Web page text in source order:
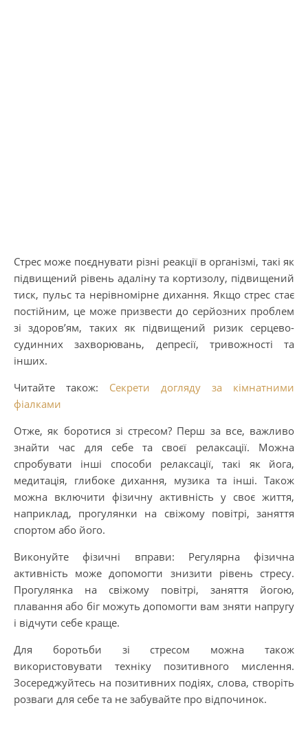
Стрес може поєднувати різні реакції в організмі, такі як
підвищений рівень адаліну та кортизолу, підвищений
тиск, пульс та нерівномірне дихання. Якщо стрес стає
постійним, це може призвести до серйозних проблем
зі здоров’ям, таких як підвищений ризик серцево-
судинних захворювань, депресії, тривожності та
інших.
Читайте також: Секрети догляду за кімнатними
фіалками
Отже, як боротися зі стресом? Перш за все, важливо
знайти час для себе та своєї релаксації. Можна
спробувати інші способи релаксації, такі як йога,
медитація, глибоке дихання, музика та інші. Також
можна включити фізичну активність у своє життя,
наприклад, прогулянки на свіжому повітрі, заняття
спортом або його.
Виконуйте фізичні вправи: Регулярна фізична
активність може допомогти знизити рівень стресу.
Прогулянка на свіжому повітрі, заняття йогою,
плавання або біг можуть допомогти вам зняти напругу
і відчути себе краще.
Для боротьби зі стресом можна також
використовувати техніку позитивного мислення.
Зосереджуйтесь на позитивних подіях, слова, створіть
розваги для себе та не забувайте про відпочинок.